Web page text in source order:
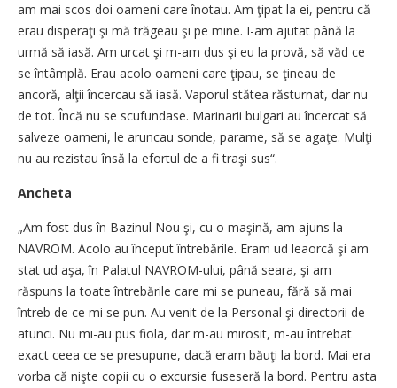
am mai scos doi oameni care înotau. Am ţipat la ei, pentru că
erau disperaţi şi mă trăgeau şi pe mine. I-am ajutat până la
urmă să iasă. Am urcat şi m-am dus şi eu la provă, să văd ce
se întâmplă. Erau acolo oameni care ţipau, se ţineau de
ancoră, alţii încercau să iasă. Vaporul stătea răsturnat, dar nu
de tot. Încă nu se scufundase. Marinarii bulgari au încercat să
salveze oameni, le aruncau sonde, parame, să se agaţe. Mulţi
nu au rezistau însă la efortul de a fi traşi sus“.
Ancheta
„Am fost dus în Bazinul Nou şi, cu o maşină, am ajuns la
NAVROM. Acolo au început întrebările. Eram ud leaorcă şi am
stat ud aşa, în Palatul NAVROM-ului, până seara, şi am
răspuns la toate întrebările care mi se puneau, fără să mai
întreb de ce mi se pun. Au venit de la Personal şi directorii de
atunci. Nu mi-au pus fiola, dar m-au mirosit, m-au întrebat
exact ceea ce se presupune, dacă eram băuţi la bord. Mai era
vorba că nişte copii cu o excursie fuseseră la bord. Pentru asta